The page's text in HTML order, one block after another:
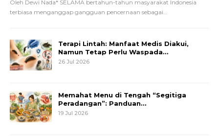
Oleh Dewi Nada* SELAMA bertahun-tahun masyarakat Indonesia
terbiasa menganggap gangguan pencernaan sebagai
Terapi Lintah: Manfaat Medis Diakui,
Namun Tetap Perlu Waspada…
26 Jul 2026
Memahat Menu di Tengah “Segitiga
Peradangan”: Panduan…
19 Jul 2026